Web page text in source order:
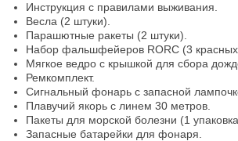
Инструкция с правилами выживания.
Весла (2 штуки).
Парашютные ракеты (2 штуки).
Набор фальшфейеров RORC (3
Мягкое ведро с крышкой для сбора
Ремкомплект.
Сигнальный фонарь с запасной
Плавучий якорь с линем 30 метров.
Пакеты для морской болезни (1
Запасные батарейки для фонаря.